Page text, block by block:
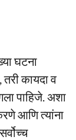
घटना
कायदा व
पाहिजे. अशा
आणि त्यांना